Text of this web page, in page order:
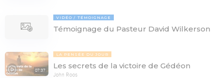
VIDÉO TÉMOIGNAGE
Témoignage du Pasteur David Wilkerson
07:37
LA PENSÉE DU JOUR
Les secrets de la victoire de Gédéon
John Roos